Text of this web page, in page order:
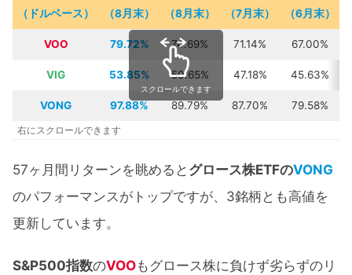
（ドルベース）
（8月末）
（8月末）
（7月末）
（6月末）
VOO 79.72% 74.69% 71.14% 67.00%
VIG 53.85% 50.65% 47.18% 45.63%
VONG 97.88% 89.79% 87.70% 79.58%
スクロールできます
右にスクロールできます
57ヶ月間リターンを眺めると グロース株ETFのVONG
のパフォーマンスがトップですが、3銘柄とも高値を
更新しています。
S&P500指数のVOOもグロース株に負けず劣らずのリ